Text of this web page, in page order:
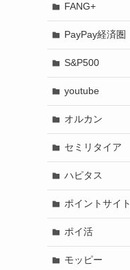
FANG+
PayPay経済圏
S&P500
youtube
オルカン
セミリタイア
ハピタス
ポイントサイト
ポイ活
モッピー